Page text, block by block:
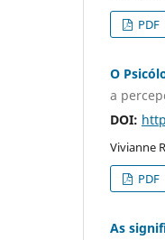
PDF
O
a
DOI:
Vivianne
PDF
As